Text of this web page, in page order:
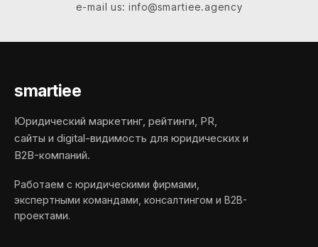
e-mail us: info@smartiee.agency
smartiee
Юридический маркетинг, рейтинги, PR,
сайты и digital-видимость для юридических и
B2B-компаний.
Работаем с юридическими фирмами,
экспертными командами, консалтингом и B2B-
проектами.